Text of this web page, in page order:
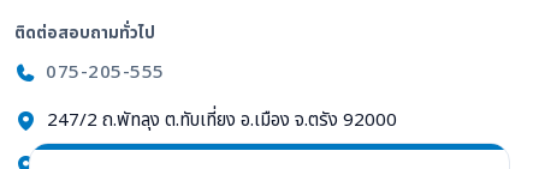
ติดต่อสอบถามทั่วไป
075-205-555
247/2 ถ.พัทลุง ต.ทับเที่ยง อ.เมือง จ.ตรัง 92000